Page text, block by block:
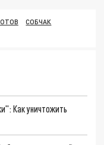
СОБЧАК
Как уничтожить